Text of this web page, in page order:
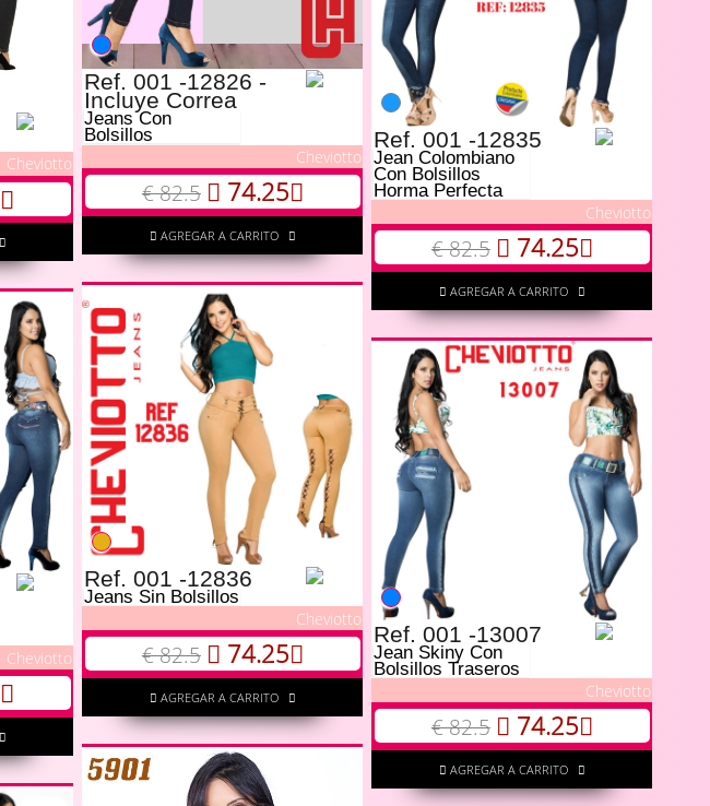
Ref. 001 -12826 -
Incluye Correa
Jeans Con
Bolsillos
Cheviotto
€ 82.5 74.25
AGREGAR A CARRITO
Cheviotto
Ref. 001 -12835
Jean Colombiano
Con Bolsillos
Horma Perfecta
Cheviotto
€ 82.5 74.25
AGREGAR A CARRITO
Ref. 001 -12836
Jeans Sin Bolsillos
Cheviotto
€ 82.5 74.25
AGREGAR A CARRITO
Cheviotto
Ref. 001 -13007
Jean Skiny Con
Bolsillos Traseros
Cheviotto
€ 82.5 74.25
AGREGAR A CARRITO